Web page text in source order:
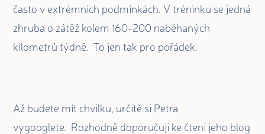
často v extrémních podmínkách. V tréninku se jedná
zhruba o zátěž kolem 160-200 naběhaných
kilometrů týdně. To jen tak pro pořádek.
Až budete mít chvilku, určitě si Petra
vygooglete. Rozhodně doporučuji ke čtení jeho blog